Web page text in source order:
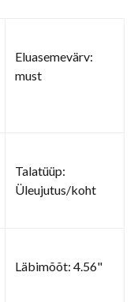
Eluasemevärv:
must
Talatüüp:
Üleujutus/koht
Läbimõõt: 4.56"